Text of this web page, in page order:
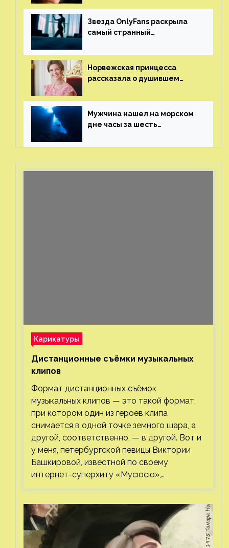
Звезда OnlyFans раскрыла
самый странный
от фаната
Норвежская принцесса
рассказала о душившем
генерала
Мужчина нашел на морском
дне часы за шесть
с помощью пластиковых
Карикатуры
Дистанционные съёмки музыкальных
клипов⁠⁠
Формат дистанционных съёмок
музыкальных клипов — это такой формат,
при котором один из героев клипа
снимается в одной точке земного шара, а
другой, соответственно, — в другой. Вот и
у меня, петербургской певицы Виктории
Башкировой, известной по своему
интернет-суперхиту «Мусюсю»,…